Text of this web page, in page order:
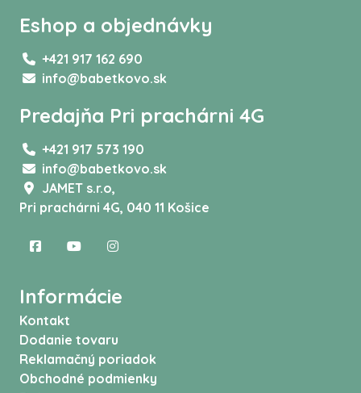
Eshop a objednávky
+421 917 162 690
info@babetkovo.sk
Predajňa Pri prachárni 4G
+421 917 573 190
info@babetkovo.sk
JAMET s.r.o,
Pri prachárni 4G, 040 11 Košice
Informácie
Kontakt
Dodanie tovaru
Reklamačný poriadok
Obchodné podmienky